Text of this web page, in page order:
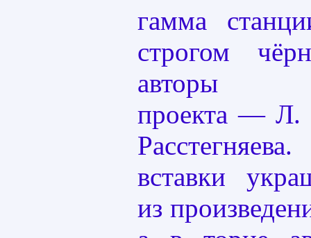
гамма
строгом
авторы
проекта —
вставки
из